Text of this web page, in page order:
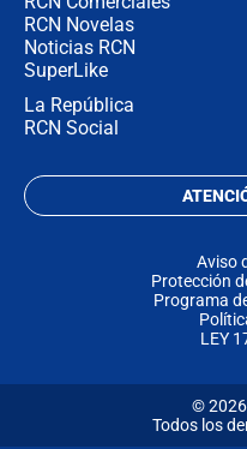
RCN Novelas
Noticias RCN
SuperLike
La República
RCN Social
Aviso
Protección
Programa
LEY
© 2026
Todos los